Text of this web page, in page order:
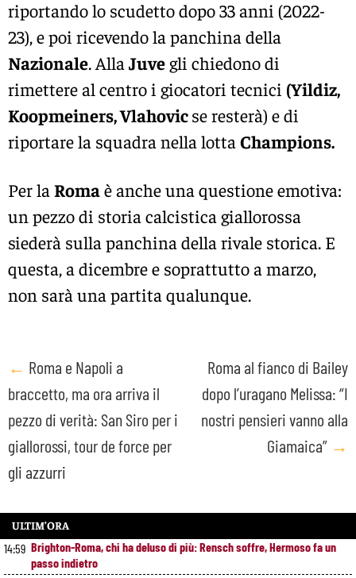
riportando lo scudetto dopo 33 anni (2022-
23), e poi ricevendo la panchina della
Nazionale. Alla Juvegli chiedono di
rimettere al centro i giocatori tecnici (Yildiz,
Koopmeiners, Vlahovicse resterà) e di
riportare la squadra nella lotta Champions.
Per la Romaè anche una questione emotiva:
un pezzo di storia calcistica giallorossa
siederà sulla panchina della rivale storica. E
questa, a dicembre e soprattutto a marzo,
non sarà una partita qualunque.
Post
navigation
← Roma e Napoli a
braccetto, ma ora arriva il
pezzo di verità: San Siro per i
giallorossi, tour de force per
gli azzurri
Roma al fianco di Bailey
dopo l’uragano Melissa: “I
nostri pensieri vanno alla
Giamaica” →
ULTIM’ORA
14:59 Brighton-Roma, chi ha deluso di più: Rensch soffre, Hermoso fa un
passo indietro